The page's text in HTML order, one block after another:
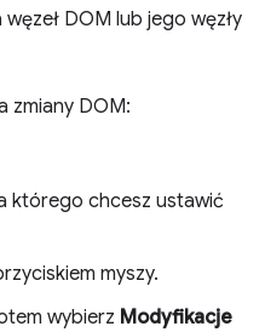
DOM lub jego węzły
zmiany DOM:
którego chcesz ustawić
myszy.
wybierz Modyfikacje